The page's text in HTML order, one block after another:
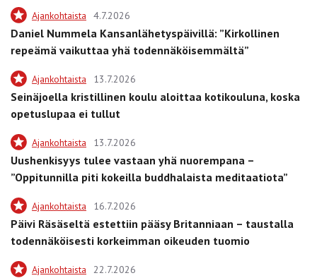
Ajankohtaista 4.7.2026
Daniel Nummela Kansanlähetyspäivillä: ”Kirkollinen
repeämä vaikuttaa yhä todennäköisemmältä”
Ajankohtaista 13.7.2026
Seinäjoella kristillinen koulu aloittaa kotikouluna, koska
opetuslupaa ei tullut
Ajankohtaista 13.7.2026
Uushenkisyys tulee vastaan yhä nuorempana –
”Oppitunnilla piti kokeilla buddhalaista meditaatiota”
Ajankohtaista 16.7.2026
Päivi Räsäseltä estettiin pääsy Britanniaan – taustalla
todennäköisesti korkeimman oikeuden tuomio
Ajankohtaista 22.7.2026